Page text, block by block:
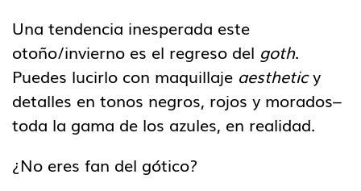
Una tendencia inesperada este
otoño/invierno es el regreso del goth.
Puedes lucirlo con maquillaje aestheticy
detalles en tonos negros, rojos y morados–
toda la gama de los azules, en realidad.
¿No eres fan del gótico?